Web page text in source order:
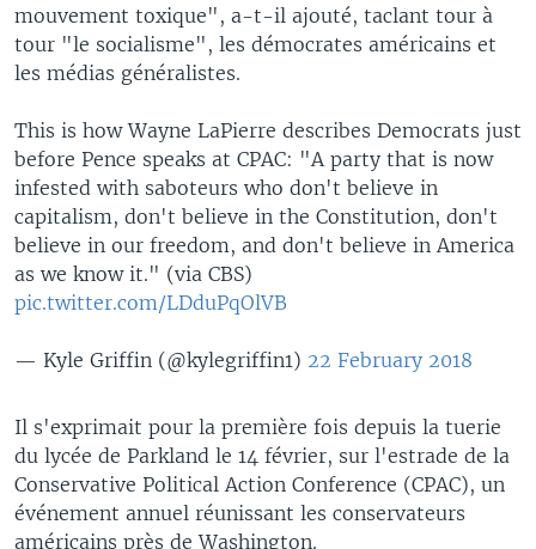
mouvement toxique", a-t-il ajouté, taclant tour à
tour "le socialisme", les démocrates américains et
les médias généralistes.
This is how Wayne LaPierre describes Democrats just
before Pence speaks at CPAC: "A party that is now
infested with saboteurs who don't believe in
capitalism, don't believe in the Constitution, don't
believe in our freedom, and don't believe in America
as we know it." (via CBS)
pic.twitter.com/LDduPqOlVB
— Kyle Griffin (@kylegriffin1) 22 February 2018
Il s'exprimait pour la première fois depuis la tuerie
du lycée de Parkland le 14 février, sur l'estrade de la
Conservative Political Action Conference (CPAC), un
événement annuel réunissant les conservateurs
américains près de Washington.